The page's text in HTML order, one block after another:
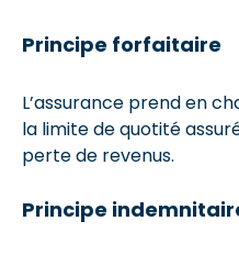
Principe forfaitaire
L’assurance prend en
la limite de quotité
perte de revenus.
Principe